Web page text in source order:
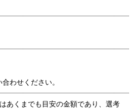
わせください。
あくまでも目安の金額であり、選考